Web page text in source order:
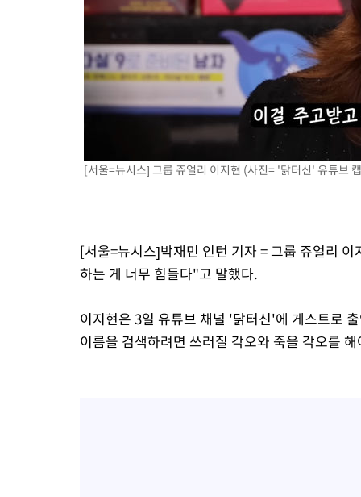
[서울=뉴시스] 그룹 쥬얼리 이지현 (사진= '닭터신' 유튜브
[서울=뉴시스]박재민 인턴 기자 = 그룹 쥬얼리
하는 게 너무 힘들다"고 말했다.
이지현은 3일 유튜브 채널 '닭터신'에 게스트로
이름을 검색하려면 쓰러질 각오와 죽을 각오를